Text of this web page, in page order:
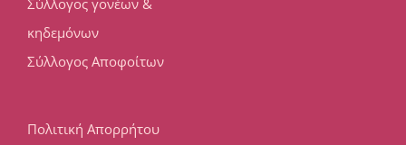
κηδεμόνων
Σύλλογος Αποφοίτων
Πολιτική Απορρήτου